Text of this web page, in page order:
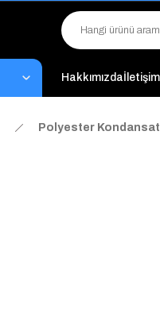
Hakkımızdaİletişim
Polyester